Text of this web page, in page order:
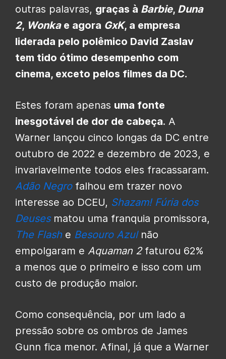
outras palavras, graças à Barbie, Duna
2, Wonkae agora GxK, a empresa
liderada pelo polêmico David Zaslav
tem tido ótimo desempenho com
cinema, exceto pelos filmes da DC.
Estes foram apenas uma fonte
inesgotável de dor de cabeça. A
Warner lançou cinco longas da DC entre
outubro de 2022 e dezembro de 2023, e
invariavelmente todos eles fracassaram.
Adão Negrofalhou em trazer novo
interesse ao DCEU, Shazam! Fúria dos
Deusesmatou uma franquia promissora,
The Flashe Besouro Azulnão
empolgaram e Aquaman 2faturou 62%
a menos que o primeiro e isso com um
custo de produção maior.
Como consequência, por um lado a
pressão sobre os ombros de James
Gunn fica menor. Afinal, já que a Warner